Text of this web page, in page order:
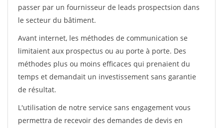
passer par un fournisseur de leads prospectsion dans
le secteur du bâtiment.
Avant internet, les méthodes de communication se
limitaient aux prospectus ou au porte à porte. Des
méthodes plus ou moins efficaces qui prenaient du
temps et demandait un investissement sans garantie
de résultat.
L'utilisation de notre service sans engagement vous
permettra de recevoir des demandes de devis en